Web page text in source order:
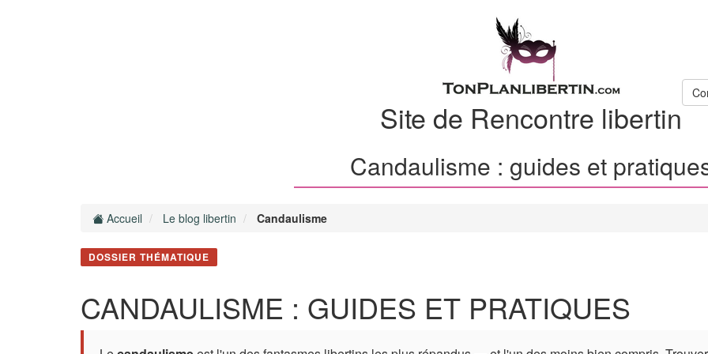
Site de Rencontre libertin
Candaulisme : guides et
Accueil Le blog libertin Candaulisme
DOSSIER THÉMATIQUE
CANDAULISME : GUIDES ET PRATIQUES